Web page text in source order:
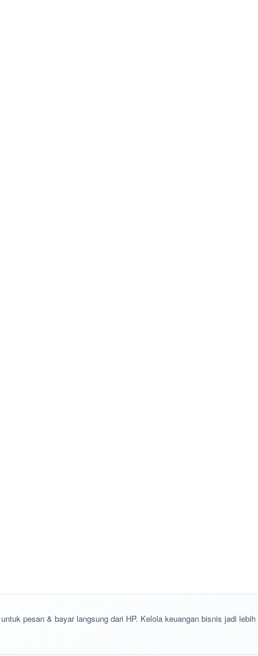
untuk pesan & bayar langsung dari HP. Kelola keuangan bisnis jadi lebih